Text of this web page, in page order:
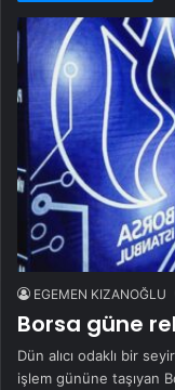
EGEMEN KIZANOĞLU
Borsa güne
Dün alıcı odaklı bir
işlem gününe taşıyan